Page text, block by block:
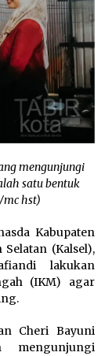
Bukti
mengunjungi
satu bentuk
hst)
Kabupaten
(Kalsel),
lakukan
(IKM) agar
Cheri Bayuni
mengunjungi